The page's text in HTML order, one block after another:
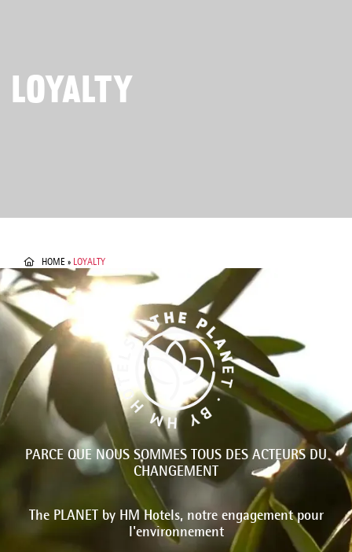
LOYALTY
HOME » LOYALTY
PARCE QUE NOUS SOMMES TOUS DES ACTEURS DU
CHANGEMENT
The PLANET by HM Hotels, notre engagement pour
l'environnement